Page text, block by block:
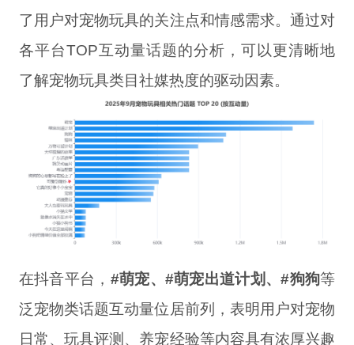
了用户对宠物玩具的关注点和情感需求。通过对
各平台TOP互动量话题的分析，可以更清晰地
了解宠物玩具类目社媒热度的驱动因素。
在抖音平台， #萌宠、#萌宠出道计划、#狗狗等
泛宠物类话题互动量位居前列，表明用户对宠物
日常、玩具评测、养宠经验等内容具有浓厚兴趣